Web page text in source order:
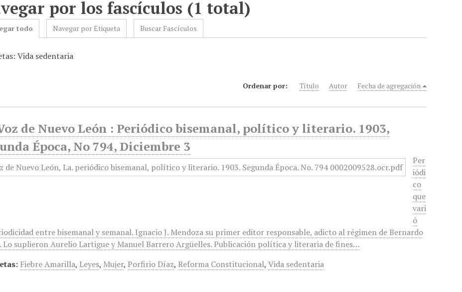
por los fascículos (1 total)
todo Navegar por Etiqueta Buscar Fascículos
Vida sedentaria
Ordenar por: Título Autor Fecha de agregación
de Nuevo León : Periódico bisemanal, político y literario. 1903,
Época, No 794, Diciembre 3
Per
iódi
co
que
vari
ó
entre bisemanal y semanal. Ignacio J. Mendoza su primer editor responsable, adicto al régimen de Bernardo
Lo suplieron Aurelio Lartigue y Manuel Barrero Argüelles. Publicación política y literaria de fines…
Fiebre Amarilla, Leyes, Mujer, Porfirio Díaz, Reforma Constitucional,Vida sedentaria